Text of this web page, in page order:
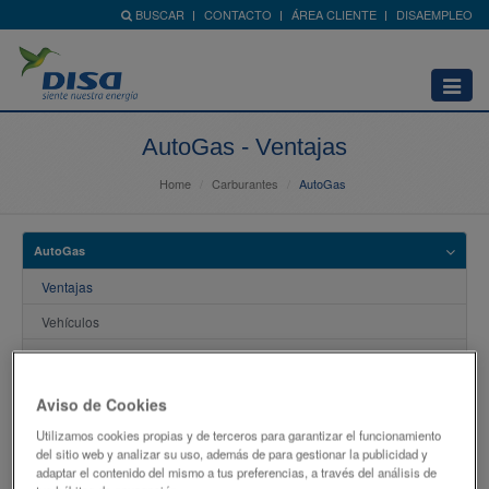
BUSCAR CONTACTO ÁREA CLIENTE DISAEMPLEO
Abrir
menú
AutoGas - Ventajas
Home Carburantes AutoGas
AutoGas
Ventajas
Vehículos
Ahorro con AutoGas
Puntos de Venta
Preguntas Frecuentes
Aviso de Cookies
Utilizamos cookies propias y de terceros para garantizar el funcionamiento
del sitio web y analizar su uso, además de para gestionar la publicidad y
adaptar el contenido del mismo a tus preferencias, a través del análisis de